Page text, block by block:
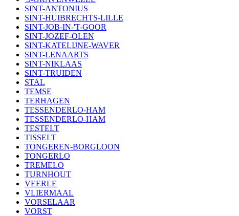
SINT-ANTONIUS
SINT-HUIBRECHTS-LILLE
SINT-JOB-IN-'T-GOOR
SINT-JOZEF-OLEN
SINT-KATELIJNE-WAVER
SINT-LENAARTS
SINT-NIKLAAS
SINT-TRUIDEN
STAL
TEMSE
TERHAGEN
TESSENDERLO-HAM
TESSENDERLO-HAM
TESTELT
TISSELT
TONGEREN-BORGLOON
TONGERLO
TREMELO
TURNHOUT
VEERLE
VLIERMAAL
VORSELAAR
VORST